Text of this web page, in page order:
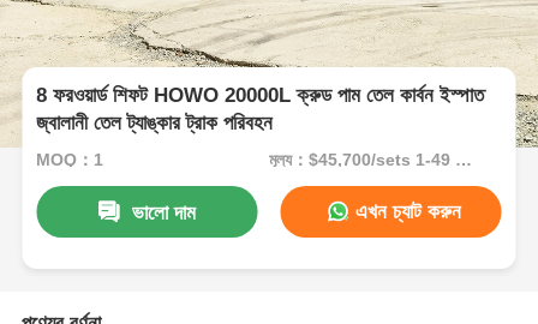
8 ফরওয়ার্ড শিফট HOWO 20000L ক্রুড পাম তেল কার্বন ইস্পাত
জ্বালানী তেল ট্যাঙ্কার ট্রাক পরিবহন
MOQ：1 মূল্য：$45,700/sets 1-49 sets
ভালো দাম এখন চ্যাট করুন